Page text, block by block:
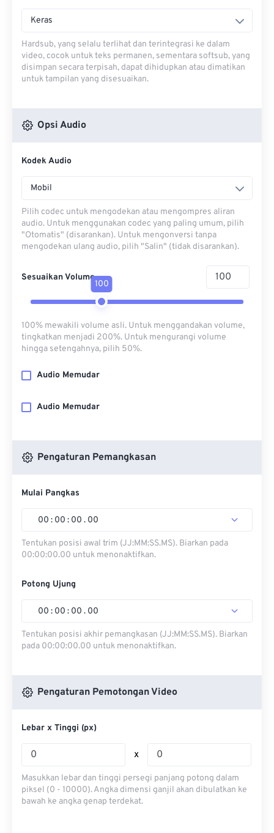
Keras
Hardsub, yang selalu terlihat dan terintegrasi ke dalam
video, cocok untuk teks permanen, sementara softsub, yang
disimpan secara terpisah, dapat dihidupkan atau dimatikan
untuk tampilan yang disesuaikan.
Opsi Audio
Kodek Audio
Mobil
Pilih codec untuk mengodekan atau mengompres aliran
audio. Untuk menggunakan codec yang paling umum, pilih
"Otomatis" (disarankan). Untuk mengonversi tanpa
mengodekan ulang audio, pilih "Salin" (tidak disarankan).
Sesuaikan Volume
100
100% mewakili volume asli. Untuk menggandakan volume,
tingkatkan menjadi 200%. Untuk mengurangi volume
hingga setengahnya, pilih 50%.
Audio Memudar
Audio Memudar
Pengaturan Pemangkasan
Mulai Pangkas
00 : 00 : 00 . 00
Tentukan posisi awal trim (JJ:MM:SS.MS). Biarkan pada
00:00:00.00 untuk menonaktifkan.
Potong Ujung
00 : 00 : 00 . 00
Tentukan posisi akhir pemangkasan (JJ:MM:SS.MS). Biarkan
pada 00:00:00.00 untuk menonaktifkan.
Pengaturan Pemotongan Video
Lebar x Tinggi (px)
x
Masukkan lebar dan tinggi persegi panjang potong dalam
piksel (0 - 10000). Angka dimensi ganjil akan dibulatkan ke
bawah ke angka genap terdekat.